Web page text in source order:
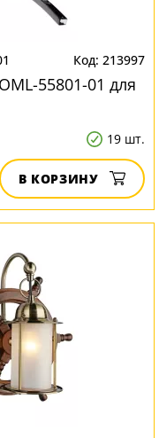
213997
55801-01 для
19 шт.
В КОРЗИНУ